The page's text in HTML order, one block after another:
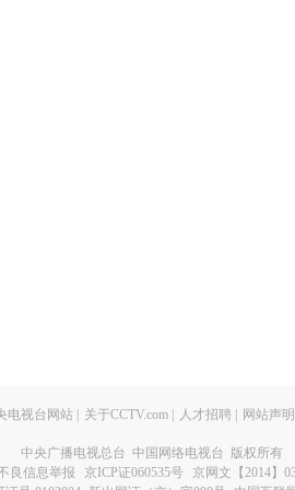
电视台网站 关于CCTV.com 人才招聘 网站声明
中央广播电视总台 中国网络电视台 版权所有
良信息举报
京ICP证060535号
京网文【2014】